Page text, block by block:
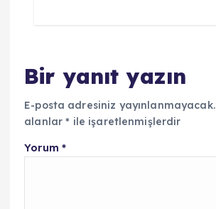
Bir yanıt yazın
E-posta adresiniz yayınlanmayacak.
alanlar* ile işaretlenmişlerdir
Yorum *